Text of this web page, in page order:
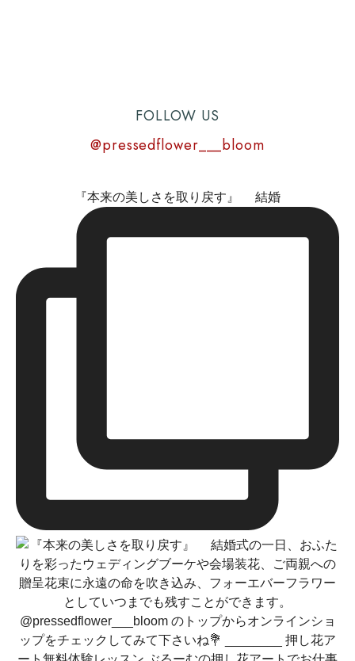
FOLLOW US
@pressedflower___bloom
『本来の美しさを取り戻す』 結婚